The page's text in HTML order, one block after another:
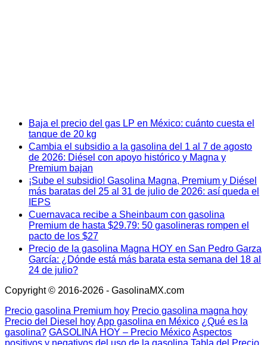
Baja el precio del gas LP en México: cuánto cuesta el
tanque de 20 kg
Cambia el subsidio a la gasolina del 1 al 7 de agosto
de 2026: Diésel con apoyo histórico y Magna y
Premium bajan
¡Sube el subsidio! Gasolina Magna, Premium y Diésel
más baratas del 25 al 31 de julio de 2026: así queda el
IEPS
Cuernavaca recibe a Sheinbaum con gasolina
Premium de hasta $29.79: 50 gasolineras rompen el
pacto de los $27
Precio de la gasolina Magna HOY en San Pedro Garza
García: ¿Dónde está más barata esta semana del 18 al
24 de julio?
Copyright © 2016-2026 - GasolinaMX.com
Precio gasolina Premium hoy Precio gasolina magna hoy
Precio del Diesel hoyApp gasolina en México ¿Qué es la
gasolina? GASOLINA HOY – Precio MéxicoAspectos
positivos y negativos del uso de la gasolina Tabla del Precio